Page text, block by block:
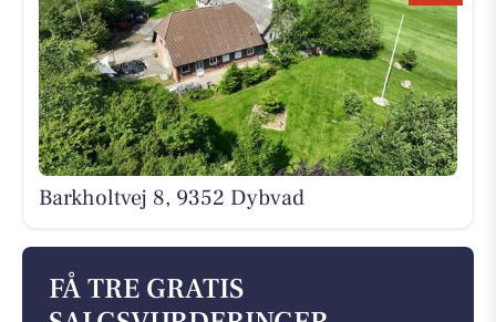
Barkholtvej 8, 9352 Dybvad
FÅ TRE GRATIS